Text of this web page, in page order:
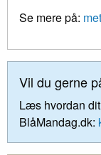
Se mere på:
Vil du gerne
Læs hvordan
BlåMandag.dk: